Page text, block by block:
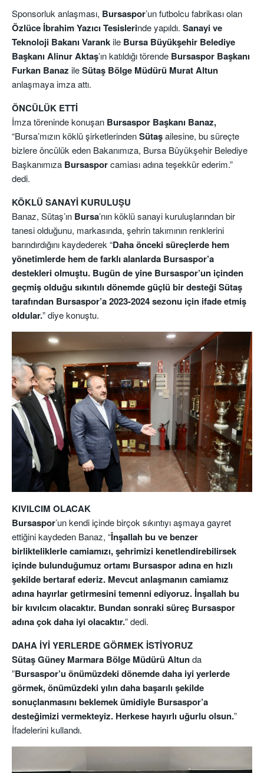
Sponsorluk anlaşması, Bursaspor’un futbolcu fabrikası olan
Özlüce İbrahim Yazıcı Tesislerinde yapıldı. Sanayi ve
Teknoloji Bakanı Varankile Bursa Büyükşehir Belediye
Başkanı Alinur Aktaş’ın katıldığı törende Bursaspor Başkanı
Furkan Banaz ileSütaş Bölge Müdürü Murat Altun
anlaşmaya imza attı.
ÖNCÜLÜK ETTİ
İmza töreninde konuşan Bursaspor Başkanı Banaz,
“Bursa’mızın köklü şirketlerindenSütaşailesine, bu süreçte
bizlere öncülük eden Bakanımıza, Bursa Büyükşehir Belediye
Başkanımıza Bursasporcamiası adına teşekkür ederim.”
dedi.
KÖKLÜ SANAYİ KURULUŞU
Banaz, Sütaş’ın Bursa’nın köklü sanayi kuruluşlarından bir
tanesi olduğunu, markasında, şehrin takımının renklerini
barındırdığını kaydederek “Daha önceki süreçlerde hem
yönetimlerde hem de farklı alanlarda Bursaspor’a
destekleri olmuştu. Bugün de yine Bursaspor’un içinden
geçmiş olduğu sıkıntılı dönemde güçlü bir desteği Sütaş
tarafından Bursaspor’a 2023-2024 sezonu için ifade etmiş
oldular.” diye konuştu.
KIVILCIM OLACAK
Bursaspor’un kendi içinde birçok sıkıntıyı aşmaya gayret
ettiğini kaydeden Banaz, “İnşallah bu ve benzer
birlikteliklerle camiamızı, şehrimizi kenetlendirebilirsek
içinde bulunduğumuz ortamı Bursaspor adına en hızlı
şekilde bertaraf ederiz. Mevcut anlaşmanın camiamız
adına hayırlar getirmesini temenni ediyoruz. İnşallah bu
bir kıvılcım olacaktır. Bundan sonraki süreç Bursaspor
adına çok daha iyi olacaktır.” dedi.
DAHA İYİ YERLERDE GÖRMEK İSTİYORUZ
Sütaş Güney Marmara Bölge Müdürü Altunda
”Bursaspor’u önümüzdeki dönemde daha iyi yerlerde
görmek, önümüzdeki yılın daha başarılı şekilde
sonuçlanmasını beklemek ümidiyle Bursaspor’a
desteğimizi vermekteyiz. Herkese hayırlı uğurlu olsun.”
İfadelerini kullandı.